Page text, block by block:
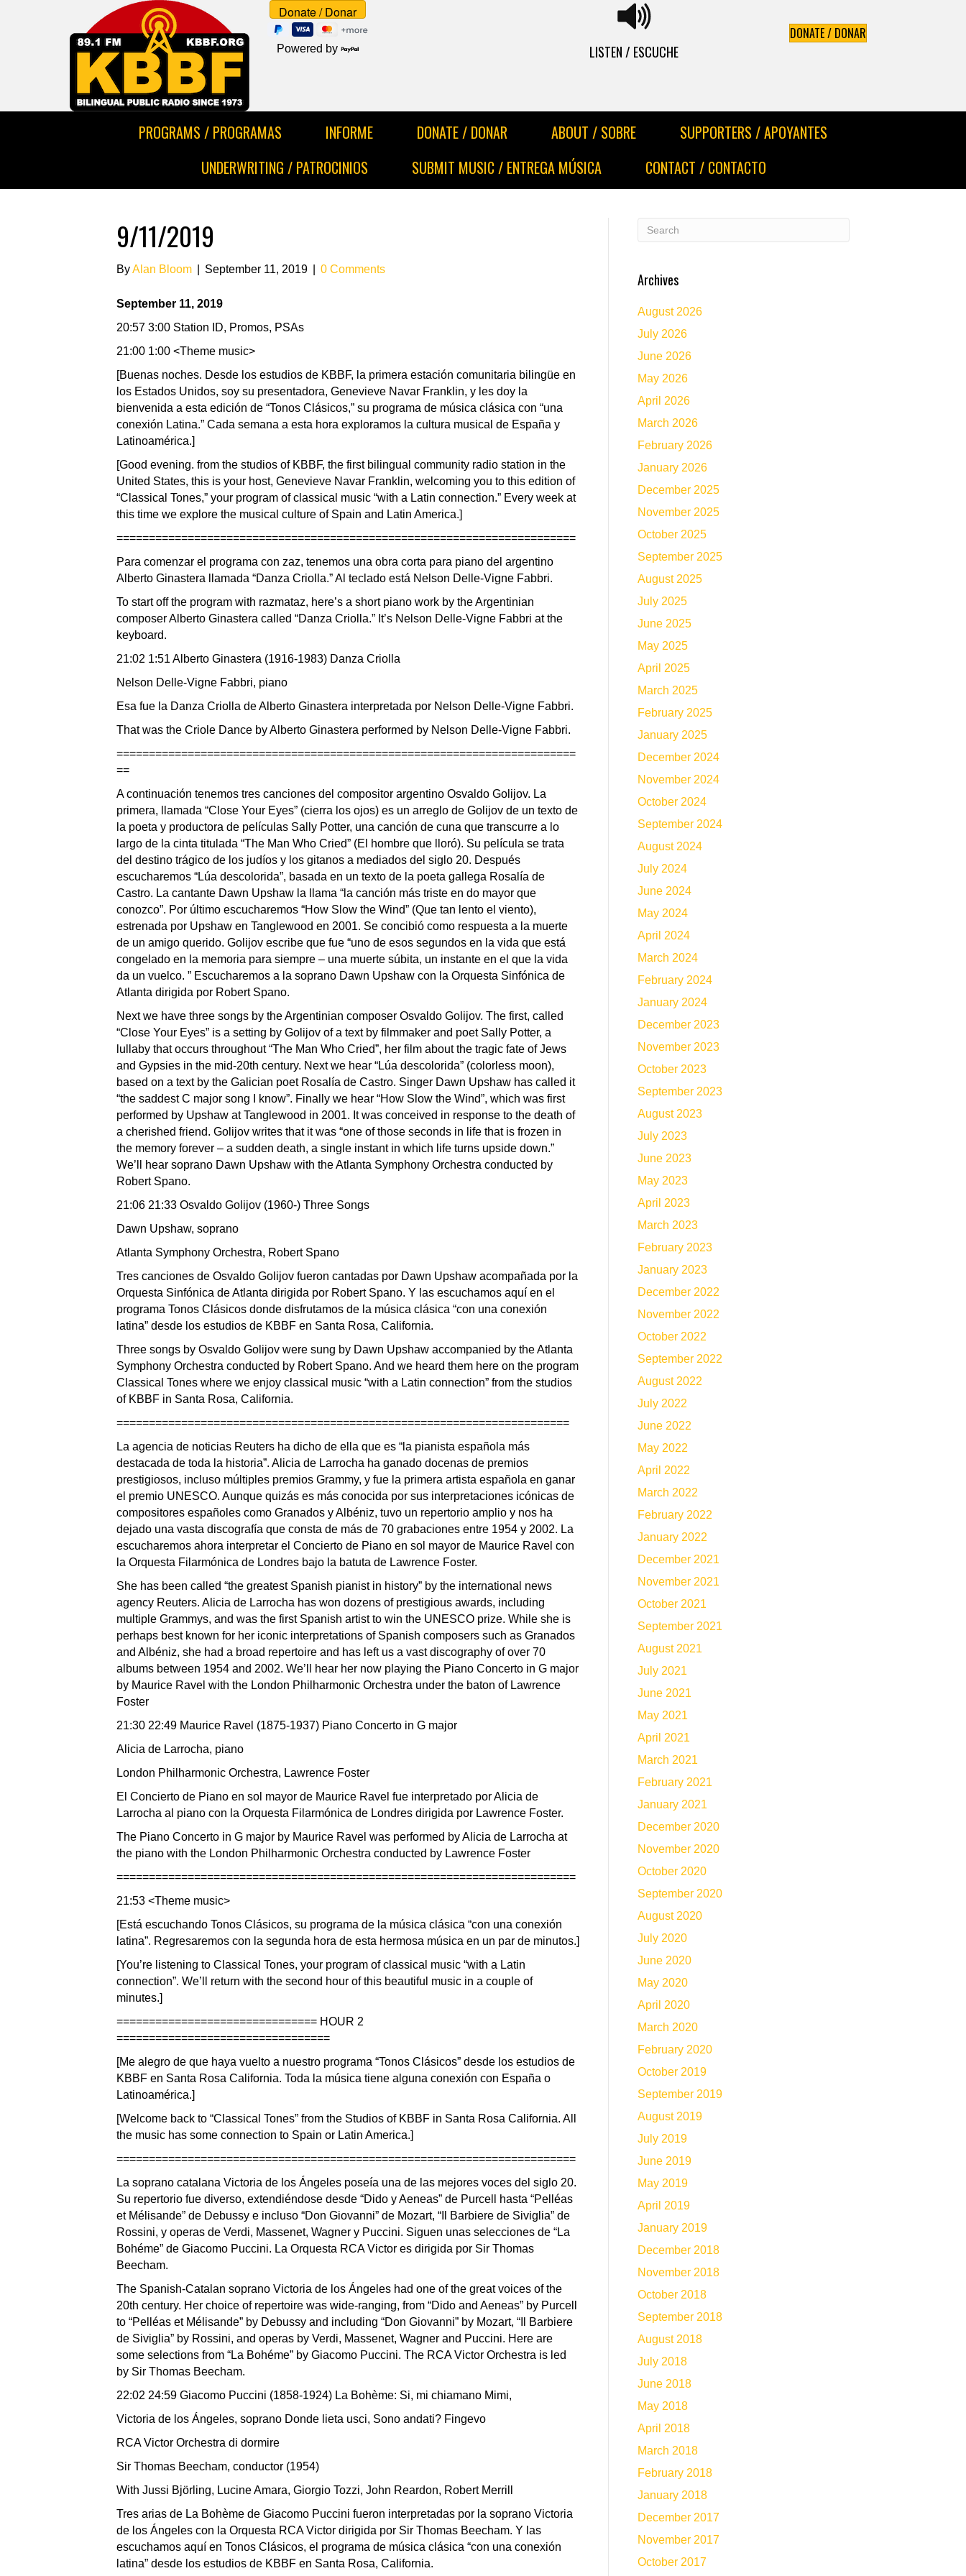
Powered by LISTEN / ESCUCHE
DONATE / DONAR
PROGRAMS / PROGRAMAS INFORME DONATE / DONAR ABOUT / SOBRE
SUPPORTERS / APOYANTES
UNDERWRITING / PATROCINIOS
SUBMIT MUSIC / ENTREGA MÚSICA CONTACT / CONTACTO
9/11/2019
ByAlan Bloom September 11, 2019 0 Comments
September 11, 2019
20:57 3:00 Station ID, Promos, PSAs
21:00 1:00 <Theme music>
[Buenas noches. Desde los estudios de KBBF, la primera estación comunitaria bilingüe en
los Estados Unidos, soy su presentadora, Genevieve Navar Franklin, y les doy la
bienvenida a esta edición de “Tonos Clásicos,” su programa de música clásica con “una
conexión Latina.” Cada semana a esta hora exploramos la cultura musical de España y
Latinoamérica.]
[Good evening. from the studios of KBBF, the first bilingual community radio station in the
United States, this is your host, Genevieve Navar Franklin, welcoming you to this edition of
“Classical Tones,” your program of classical music “with a Latin connection.” Every week at
this time we explore the musical culture of Spain and Latin America.]
=======================================================================
Para comenzar el programa con zaz, tenemos una obra corta para piano del argentino
Alberto Ginastera llamada “Danza Criolla.” Al teclado está Nelson Delle-Vigne Fabbri.
To start off the program with razmataz, here’s a short piano work by the Argentinian
composer Alberto Ginastera called “Danza Criolla.” It’s Nelson Delle-Vigne Fabbri at the
keyboard.
21:02 1:51 Alberto Ginastera (1916-1983) Danza Criolla
Nelson Delle-Vigne Fabbri, piano
Esa fue la Danza Criolla de Alberto Ginastera interpretada por Nelson Delle-Vigne Fabbri.
That was the Criole Dance by Alberto Ginastera performed by Nelson Delle-Vigne Fabbri.
=======================================================================
==
A continuación tenemos tres canciones del compositor argentino Osvaldo Golijov. La
primera, llamada “Close Your Eyes” (cierra los ojos) es un arreglo de Golijov de un texto de
la poeta y productora de películas Sally Potter, una canción de cuna que transcurre a lo
largo de la cinta titulada “The Man Who Cried” (El hombre que lloró). Su película se trata
del destino trágico de los judíos y los gitanos a mediados del siglo 20. Después
escucharemos “Lúa descolorida”, basada en un texto de la poeta gallega Rosalía de
Castro. La cantante Dawn Upshaw la llama “la canción más triste en do mayor que
conozco”. Por último escucharemos “How Slow the Wind” (Que tan lento el viento),
estrenada por Upshaw en Tanglewood en 2001. Se concibió como respuesta a la muerte
de un amigo querido. Golijov escribe que fue “uno de esos segundos en la vida que está
congelado en la memoria para siempre – una muerte súbita, un instante en el que la vida
da un vuelco. ” Escucharemos a la soprano Dawn Upshaw con la Orquesta Sinfónica de
Atlanta dirigida por Robert Spano.
Next we have three songs by the Argentinian composer Osvaldo Golijov. The first, called
“Close Your Eyes” is a setting by Golijov of a text by filmmaker and poet Sally Potter, a
lullaby that occurs throughout “The Man Who Cried”, her film about the tragic fate of Jews
and Gypsies in the mid-20th century. Next we hear “Lúa descolorida” (colorless moon),
based on a text by the Galician poet Rosalía de Castro. Singer Dawn Upshaw has called it
“the saddest C major song I know”. Finally we hear “How Slow the Wind”, which was first
performed by Upshaw at Tanglewood in 2001. It was conceived in response to the death of
a cherished friend. Golijov writes that it was “one of those seconds in life that is frozen in
the memory forever – a sudden death, a single instant in which life turns upside down.”
We’ll hear soprano Dawn Upshaw with the Atlanta Symphony Orchestra conducted by
Robert Spano.
21:06 21:33 Osvaldo Golijov (1960-) Three Songs
Dawn Upshaw, soprano
Atlanta Symphony Orchestra, Robert Spano
Tres canciones de Osvaldo Golijov fueron cantadas por Dawn Upshaw acompañada por la
Orquesta Sinfónica de Atlanta dirigida por Robert Spano. Y las escuchamos aquí en el
programa Tonos Clásicos donde disfrutamos de la música clásica “con una conexión
latina” desde los estudios de KBBF en Santa Rosa, California.
Three songs by Osvaldo Golijov were sung by Dawn Upshaw accompanied by the Atlanta
Symphony Orchestra conducted by Robert Spano. And we heard them here on the program
Classical Tones where we enjoy classical music “with a Latin connection” from the studios
of KBBF in Santa Rosa, California.
======================================================================
La agencia de noticias Reuters ha dicho de ella que es “la pianista española más
destacada de toda la historia”. Alicia de Larrocha ha ganado docenas de premios
prestigiosos, incluso múltiples premios Grammy, y fue la primera artista española en ganar
el premio UNESCO. Aunque quizás es más conocida por sus interpretaciones icónicas de
compositores españoles como Granados y Albéniz, tuvo un repertorio amplio y nos ha
dejado una vasta discografía que consta de más de 70 grabaciones entre 1954 y 2002. La
escucharemos ahora interpretar el Concierto de Piano en sol mayor de Maurice Ravel con
la Orquesta Filarmónica de Londres bajo la batuta de Lawrence Foster.
She has been called “the greatest Spanish pianist in history” by the international news
agency Reuters. Alicia de Larrocha has won dozens of prestigious awards, including
multiple Grammys, and was the first Spanish artist to win the UNESCO prize. While she is
perhaps best known for her iconic interpretations of Spanish composers such as Granados
and Albéniz, she had a broad repertoire and has left us a vast discography of over 70
albums between 1954 and 2002. We’ll hear her now playing the Piano Concerto in G major
by Maurice Ravel with the London Philharmonic Orchestra under the baton of Lawrence
Foster
21:30 22:49 Maurice Ravel (1875-1937) Piano Concerto in G major
Alicia de Larrocha, piano
London Philharmonic Orchestra, Lawrence Foster
El Concierto de Piano en sol mayor de Maurice Ravel fue interpretado por Alicia de
Larrocha al piano con la Orquesta Filarmónica de Londres dirigida por Lawrence Foster.
The Piano Concerto in G major by Maurice Ravel was performed by Alicia de Larrocha at
the piano with the London Philharmonic Orchestra conducted by Lawrence Foster
=======================================================================
21:53 <Theme music>
[Está escuchando Tonos Clásicos, su programa de la música clásica “con una conexión
latina”. Regresaremos con la segunda hora de esta hermosa música en un par de minutos.]
[You’re listening to Classical Tones, your program of classical music “with a Latin
connection”. We’ll return with the second hour of this beautiful music in a couple of
minutes.]
=============================== HOUR 2
=================================
[Me alegro de que haya vuelto a nuestro programa “Tonos Clásicos” desde los estudios de
KBBF en Santa Rosa California. Toda la música tiene alguna conexión con España o
Latinoamérica.]
[Welcome back to “Classical Tones” from the Studios of KBBF in Santa Rosa California. All
the music has some connection to Spain or Latin America.]
=======================================================================
La soprano catalana Victoria de los Ángeles poseía una de las mejores voces del siglo 20.
Su repertorio fue diverso, extendiéndose desde “Dido y Aeneas” de Purcell hasta “Pelléas
et Mélisande” de Debussy e incluso “Don Giovanni” de Mozart, “Il Barbiere de Siviglia” de
Rossini, y operas de Verdi, Massenet, Wagner y Puccini. Siguen unas selecciones de “La
Bohéme” de Giacomo Puccini. La Orquesta RCA Victor es dirigida por Sir Thomas
Beecham.
The Spanish-Catalan soprano Victoria de los Ángeles had one of the great voices of the
20th century. Her choice of repertoire was wide-ranging, from “Dido and Aeneas” by Purcell
to “Pelléas et Mélisande” by Debussy and including “Don Giovanni” by Mozart, “Il Barbiere
de Siviglia” by Rossini, and operas by Verdi, Massenet, Wagner and Puccini. Here are
some selections from “La Bohéme” by Giacomo Puccini. The RCA Victor Orchestra is led
by Sir Thomas Beecham.
22:02 24:59 Giacomo Puccini (1858-1924) La Bohème: Si, mi chiamano Mimi,
Victoria de los Ángeles, soprano Donde lieta usci, Sono andati? Fingevo
RCA Victor Orchestra di dormire
Sir Thomas Beecham, conductor (1954)
With Jussi Björling, Lucine Amara, Giorgio Tozzi, John Reardon, Robert Merrill
Tres arias de La Bohème de Giacomo Puccini fueron interpretadas por la soprano Victoria
de los Ángeles con la Orquesta RCA Victor dirigida por Sir Thomas Beecham. Y las
escuchamos aquí en Tonos Clásicos, el programa de música clásica “con una conexión
latina” desde los estudios de KBBF en Santa Rosa, California.
Archives
August 2026
July 2026
June 2026
May 2026
April 2026
March 2026
February 2026
January 2026
December 2025
November 2025
October 2025
September 2025
August 2025
July 2025
June 2025
May 2025
April 2025
March 2025
February 2025
January 2025
December 2024
November 2024
October 2024
September 2024
August 2024
July 2024
June 2024
May 2024
April 2024
March 2024
February 2024
January 2024
December 2023
November 2023
October 2023
September 2023
August 2023
July 2023
June 2023
May 2023
April 2023
March 2023
February 2023
January 2023
December 2022
November 2022
October 2022
September 2022
August 2022
July 2022
June 2022
May 2022
April 2022
March 2022
February 2022
January 2022
December 2021
November 2021
October 2021
September 2021
August 2021
July 2021
June 2021
May 2021
April 2021
March 2021
February 2021
January 2021
December 2020
November 2020
October 2020
September 2020
August 2020
July 2020
June 2020
May 2020
April 2020
March 2020
February 2020
October 2019
September 2019
August 2019
July 2019
June 2019
May 2019
April 2019
January 2019
December 2018
November 2018
October 2018
September 2018
August 2018
July 2018
June 2018
May 2018
April 2018
March 2018
February 2018
January 2018
December 2017
November 2017
October 2017